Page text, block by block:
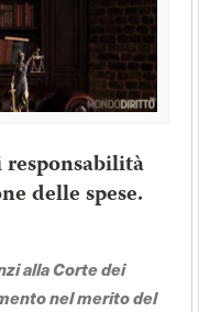
delle spese.
alla Corte dei
nel merito del